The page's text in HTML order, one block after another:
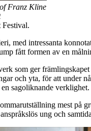
Franz Kline
med intressanta
fått formen av en
som ger
och yta, för att under
sagoliknande verklighet.
mest på
ung och